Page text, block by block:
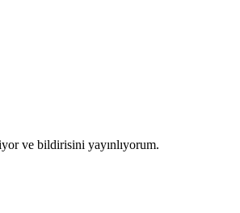
ve bildirisini yayınlıyorum.